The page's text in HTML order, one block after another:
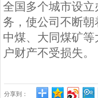
全国多个城市设
务，使公司不断
中煤、大同煤矿
户财产不受损失。
分享到：